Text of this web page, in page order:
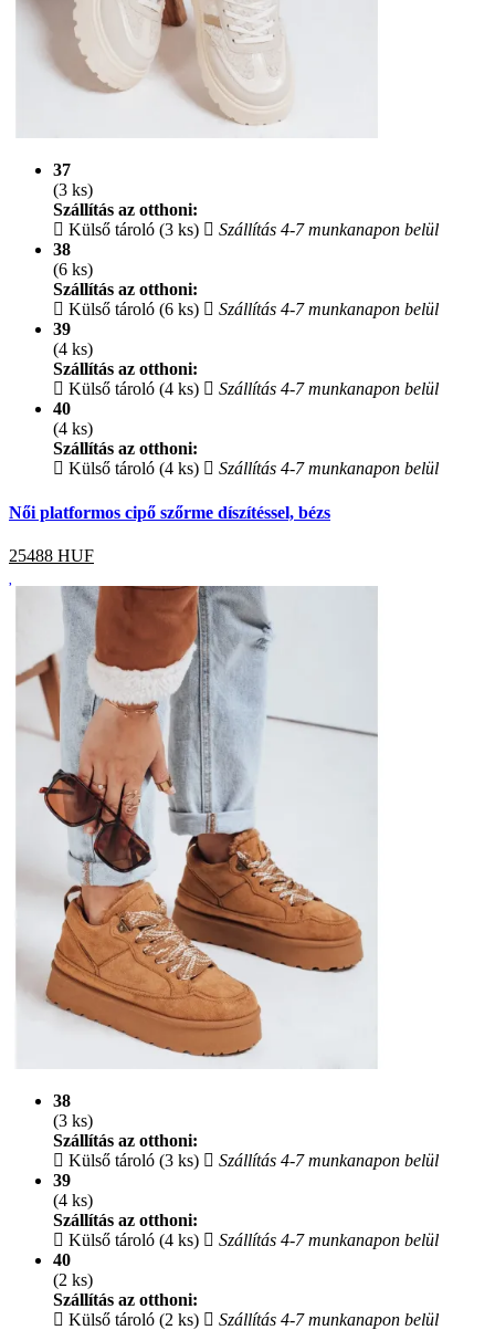
37
(3 ks)
Szállítás az otthoni:
Külső tároló (3 ks)
Szállítás 4-7 munkanapon belül
38
(6 ks)
Szállítás az otthoni:
Külső tároló (6 ks)
Szállítás 4-7 munkanapon belül
39
(4 ks)
Szállítás az otthoni:
Külső tároló (4 ks)
Szállítás 4-7 munkanapon belül
40
(4 ks)
Szállítás az otthoni:
Külső tároló (4 ks)
Szállítás 4-7 munkanapon belül
Női platformos cipő szőrme díszítéssel, bézs
25488 HUF
38
(3 ks)
Szállítás az otthoni:
Külső tároló (3 ks)
Szállítás 4-7 munkanapon belül
39
(4 ks)
Szállítás az otthoni:
Külső tároló (4 ks)
Szállítás 4-7 munkanapon belül
40
(2 ks)
Szállítás az otthoni:
Külső tároló (2 ks)
Szállítás 4-7 munkanapon belül